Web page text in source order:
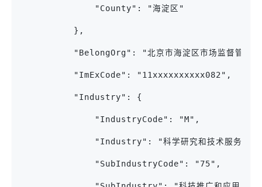
"County": "海淀区"
},
"BelongOrg": "北京市海淀区市场监督管理
"ImExCode": "11xxxxxxxxxx082",
"Industry": {
"IndustryCode": "M",
"Industry": "科学研究和技术服务业",
"SubIndustryCode": "75",